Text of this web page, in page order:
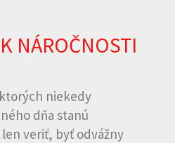
NÁROČNOSTI
niekedy
dňa stanú
veriť, byť odvážny